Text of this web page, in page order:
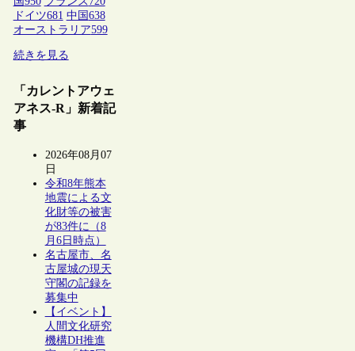
ドイツ681 中国 638
オーストラリア599
続きを見る
「カレントアウェ
アネス-R」新着記
事
2026年08月07
日
令和8年熊本
地震による文
化財等の被害
が83件に（8
月6日時点）
名古屋市、名
古屋城の現天
守閣の記録を
募集中
【イベント】
人間文化研究
機構DH推進